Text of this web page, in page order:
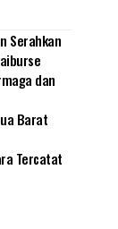
Serahkan
dan
Barat
Tercatat